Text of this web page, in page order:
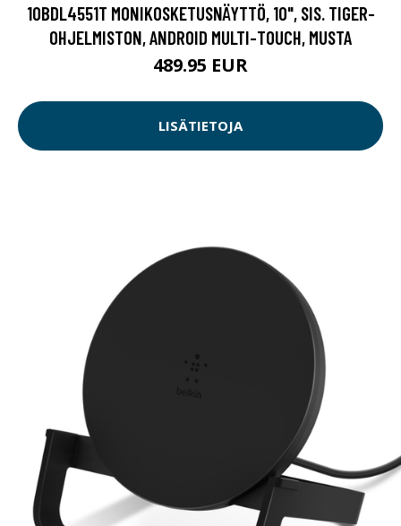
10BDL4551T MONIKOSKETUSNÄYTTÖ, 10", SIS. TIGER-
OHJELMISTON, ANDROID MULTI-TOUCH, MUSTA
489.95 EUR
LISÄTIETOJA